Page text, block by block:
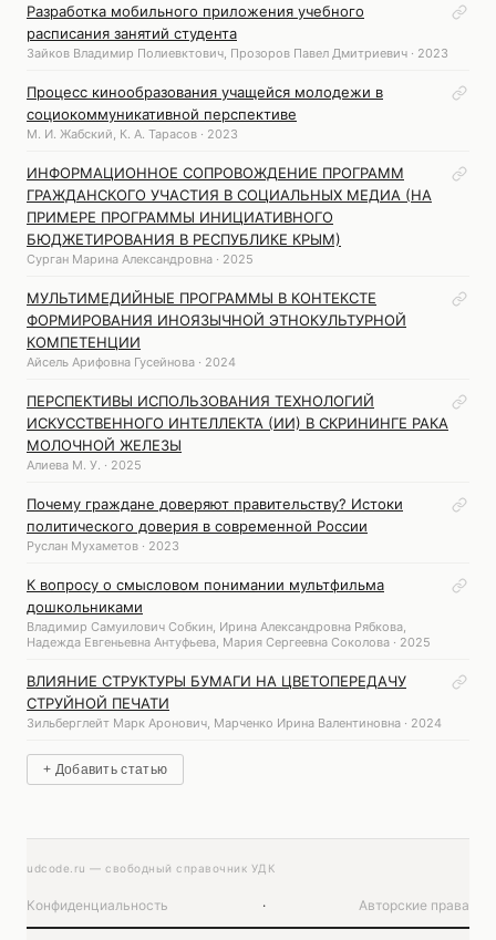
Разработка мобильного приложения учебного
расписания занятий студента
Зайков Владимир Полиевктович, Прозоров Павел Дмитриевич · 2023
Процесс кинообразования учащейся молодежи в
социокоммуникативной перспективе
М. И. Жабский, К. А. Тарасов · 2023
ИНФОРМАЦИОННОЕ СОПРОВОЖДЕНИЕ ПРОГРАММ
ГРАЖДАНСКОГО УЧАСТИЯ В СОЦИАЛЬНЫХ МЕДИА (НА
ПРИМЕРЕ ПРОГРАММЫ ИНИЦИАТИВНОГО
БЮДЖЕТИРОВАНИЯ В РЕСПУБЛИКЕ КРЫМ)
Сурган Марина Александровна · 2025
МУЛЬТИМЕДИЙНЫЕ ПРОГРАММЫ В КОНТЕКСТЕ
ФОРМИРОВАНИЯ ИНОЯЗЫЧНОЙ ЭТНОКУЛЬТУРНОЙ
КОМПЕТЕНЦИИ
Айсель Арифовна Гусейнова · 2024
ПЕРСПЕКТИВЫ ИСПОЛЬЗОВАНИЯ ТЕХНОЛОГИЙ
ИСКУССТВЕННОГО ИНТЕЛЛЕКТА (ИИ) В СКРИНИНГЕ РАКА
МОЛОЧНОЙ ЖЕЛЕЗЫ
Алиева М. У. · 2025
Почему граждане доверяют правительству? Истоки
политического доверия в современной России
Руслан Мухаметов · 2023
К вопросу о смысловом понимании мультфильма
дошкольниками
Владимир Самуилович Собкин, Ирина Александровна Рябкова,
Надежда Евгеньевна Антуфьева, Мария Сергеевна Соколова · 2025
ВЛИЯНИЕ СТРУКТУРЫ БУМАГИ НА ЦВЕТОПЕРЕДАЧУ
СТРУЙНОЙ ПЕЧАТИ
Зильберглейт Марк Аронович, Марченко Ирина Валентиновна · 2024
+ Добавить статью
udcode.ru — свободный справочник УДК
Конфиденциальность · Авторские права